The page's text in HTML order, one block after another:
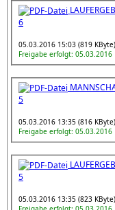
6
05.03.2016 15:03 (819 KByte)
Freigabe erfolgt: 05.03.2016
5
05.03.2016 13:35 (816 KByte)
Freigabe erfolgt: 05.03.2016
5
05.03.2016 13:35 (823 KByte)